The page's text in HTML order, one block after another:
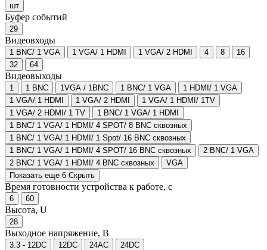
шт
Буфер событий
29
Видеовходы
1 BNC/ 1 VGA 1 VGA/ 1 HDMI 1 VGA/ 2 HDMI 4 8
16
32
64
Видеовыходы
1 1 BNC 1VGA / 1BNC 1 BNC/ 1 VGA
1 HDMI/ 1 VGA
1 VGA/ 1 HDMI
1 VGA/ 2 HDMI
1 VGA/ 1 HDMI/ 1TV
1 VGA/ 2 HDMI/ 1 TV
1 BNC/ 1 VGA/ 1 HDMI
1 BNC/ 1 VGA/ 1 HDMI/ 4 SPOT/ 8 BNC сквозных
1 BNC/ 1 VGA/ 1 HDMI/ 1 Spot/ 16 BNC сквозных
1 BNC/ 1 VGA/ 1 HDMI/ 4 SPOT/ 16 BNC сквозных
2 BNC/ 1 VGA
2 BNC/ 1 VGA/ 1 HDMI/ 4 BNC сквозных
VGA
Показать еще 6 Скрыть
Время готовности устройства к работе, с
6 60
Высота, U
28
Выходное напряжение, В
3.3 - 12DC 12DC 24AC 24DC